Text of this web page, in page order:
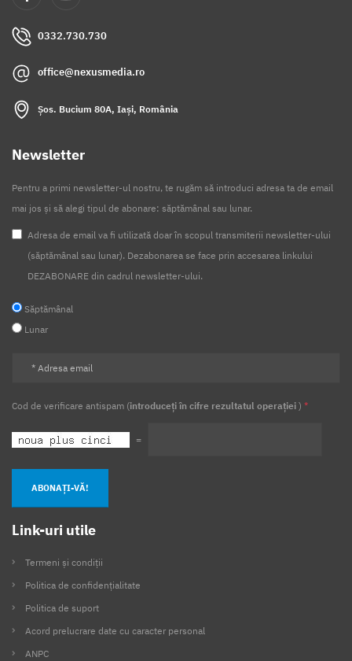
0332.730.730
office@nexusmedia.ro
Șos. Bucium 80A, Iași, România
Newsletter
Pentru a primi newsletter-ul nostru, te rugăm să introduci adresa ta de email
mai jos și să alegi tipul de abonare: săptămânal sau lunar.
Adresa de email va fi utilizată doar în scopul transmiterii newsletter-ului
(săptămânal sau lunar). Dezabonarea se face prin accesarea linkului
DEZABONARE din cadrul newsletter-ului.
Săptămânal
Lunar
Cod de verificare antispam (introduceți în cifre rezultatul operației ) *
=
ABONAȚI-VĂ!
Link-uri utile
Termeni și condiții
Politica de confidențialitate
Politica de suport
Acord prelucrare date cu caracter personal
ANPC